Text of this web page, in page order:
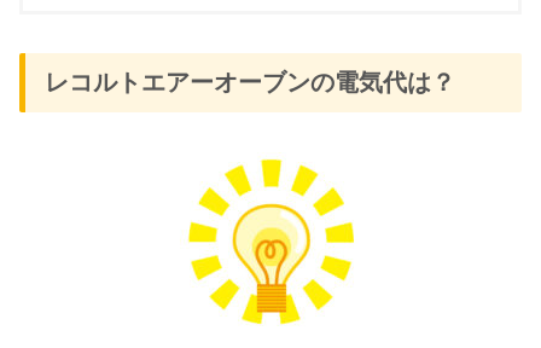
レコルトエアーオーブンの電気代は？